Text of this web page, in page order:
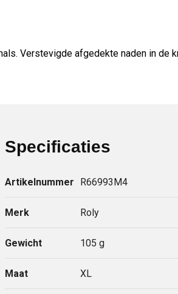
Verstevigde afgedekte naden in de
Specificaties
Artikelnummer R66993M4
Merk Roly
Gewicht 105 g
Maat XL